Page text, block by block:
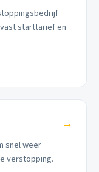
starttarief en
→
snel weer
verstopping.